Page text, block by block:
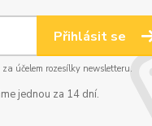
Přihlásit se
za účelem rozesílky newsletteru.
jednou za 14 dní.